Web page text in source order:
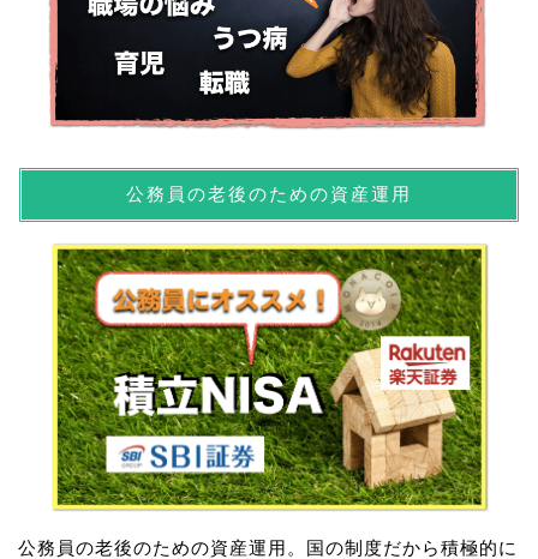
公務員の老後のための資産運用
公務員の老後のための資産運用。国の制度だから積極的に